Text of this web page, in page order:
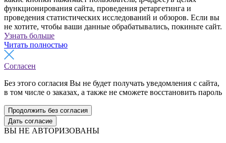
функционирования сайта, проведения ретаргетинга и
проведения статистических исследований и обзоров. Если вы
не хотите, чтобы ваши данные обрабатывались, покиньте сайт.
Узнать больше
Читать полностью
Согласен
Без этого согласия Вы не будет получать уведомления с сайта,
в том числе о заказах, а также не сможете восстановить пароль
Продолжить без согласия
Дать согласие
ВЫ НЕ АВТОРИЗОВАНЫ